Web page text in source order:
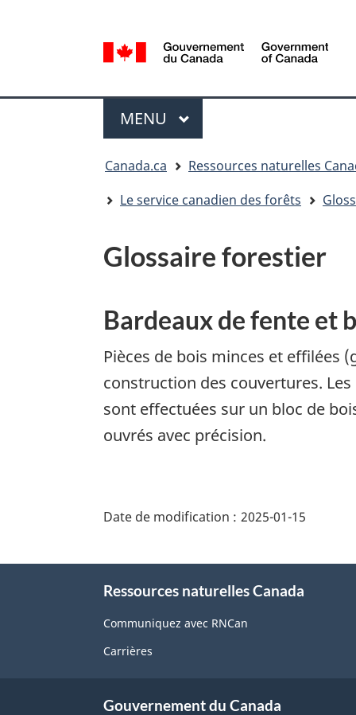
de
la
Government
MENU PRINCIPAL
Canada.ca
Ressources naturelles
Le service canadien des forêts
Glossaire forestier
Bardeaux de fente et
Pièces de bois minces et effilées
construction des couvertures.
sont effectuées sur un bloc de
ouvrés avec précision.
de
page"
Date de modification : 2025-01-15
Ressources naturelles Canada
Communiquez avec RNCan
Carrières
Gouvernement du Canada